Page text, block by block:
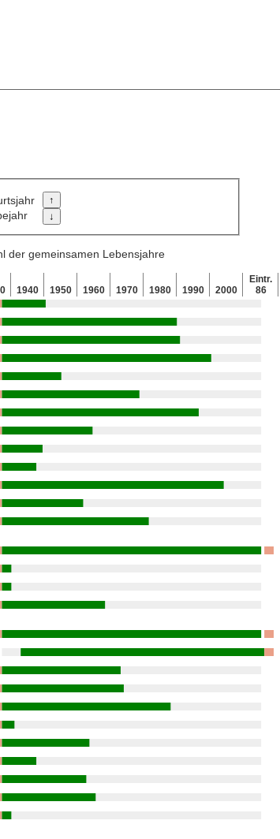
der gemeinsamen Lebensjahre
1940 1950 1960 1970 1980 1990 2000
Eintr.
86